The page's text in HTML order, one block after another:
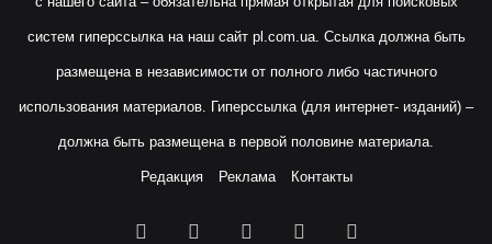
систем гиперссылка на наш сайт pl.com.ua. Ссылка должна быть
размещена в независимости от полного либо частичного
использования материалов. Гиперссылка (для интернет- изданий) –
должна быть размещена в первой половине материала.
Редакция Реклама Контакты
Facebook YouTubeInstagram